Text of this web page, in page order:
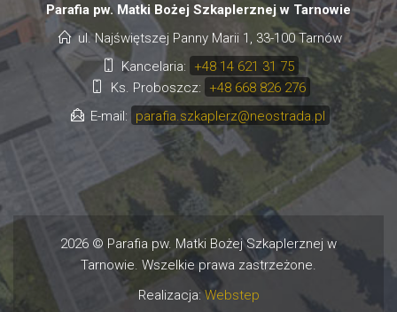
Parafia pw. Matki Bożej Szkaplerznej w Tarnowie
ul. Najświętszej Panny Marii 1, 33-100 Tarnów
Kancelaria:
+48 14 621 31 75
Ks. Proboszcz:
+48 668 826 276
E-mail:
parafia.szkaplerz@neostrada.pl
2026 © Parafia pw. Matki Bożej Szkaplerznej w
Tarnowie. Wszelkie prawa zastrzeżone.
Realizacja:Webstep